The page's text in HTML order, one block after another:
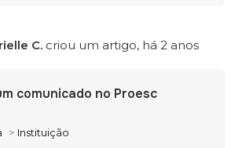
C. criou um artigo, há 2 anos
comunicado no Proesc
Instituição